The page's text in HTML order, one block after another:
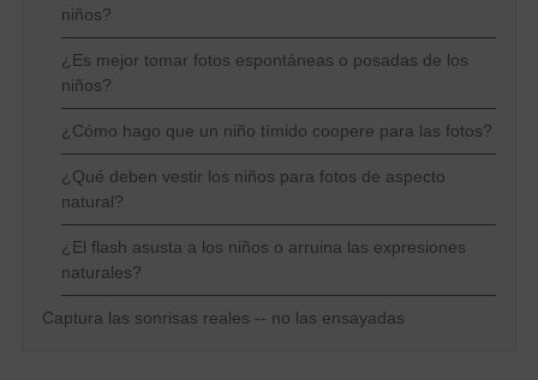
niños?
¿Es mejor tomar fotos espontáneas o posadas de los
niños?
¿Cómo hago que un niño tímido coopere para las fotos?
¿Qué deben vestir los niños para fotos de aspecto
natural?
¿El flash asusta a los niños o arruina las expresiones
naturales?
Captura las sonrisas reales -- no las ensayadas